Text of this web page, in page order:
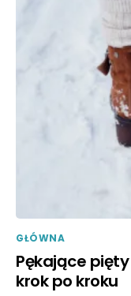
GŁÓWNA
Pękające
krok po kroku